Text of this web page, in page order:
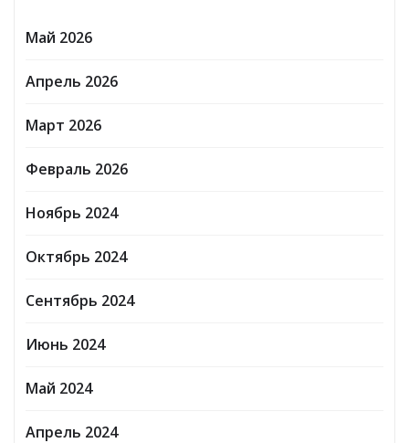
Май 2026
Апрель 2026
Март 2026
Февраль 2026
Ноябрь 2024
Октябрь 2024
Сентябрь 2024
Июнь 2024
Май 2024
Апрель 2024